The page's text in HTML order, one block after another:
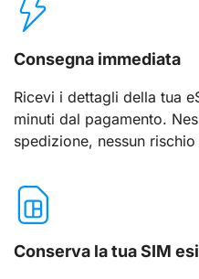
Consegna immediata
Ricevi i dettagli della tua
minuti dal pagamento.
spedizione, nessun
Conserva la tua SIM